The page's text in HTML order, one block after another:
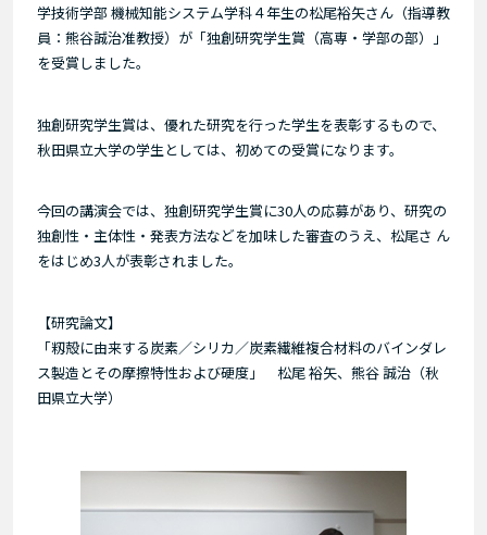
学技術学部 機械知能システム学科４年生の松尾裕矢さん（指導教
員：熊谷誠治准教授）が「独創研究学生賞（高専・学部の部）」
を受賞しました。
独創研究学生賞は、優れた研究を行った学生を表彰するもので、
秋田県立大学の学生としては、初めての受賞になります。
今回の講演会では、独創研究学生賞に30人の応募があり、研究の
独創性・主体性・発表方法などを加味した審査のうえ、松尾さ ん
をはじめ3人が表彰されました。
【研究論文】
「籾殻に由来する炭素／シリカ／炭素繊維複合材料のバインダレ
ス製造とその摩擦特性および硬度」 松尾 裕矢、熊谷 誠治（秋
田県立大学）